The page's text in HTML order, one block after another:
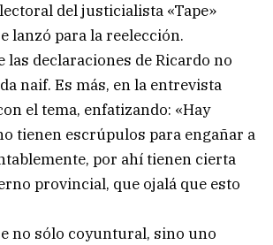
del justicialista «Tape»
lanzó para la reelección.
las declaraciones de Ricardo no
naif. Es más, en la entrevista
el tema, enfatizando: «Hay
tienen escrúpulos para engañar a
por ahí tienen cierta
provincial, que ojalá que esto
no sólo coyuntural, sino uno